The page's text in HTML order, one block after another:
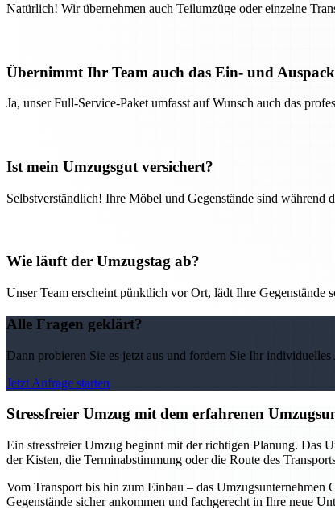
Natürlich! Wir übernehmen auch Teilumzüge oder einzelne
Übernimmt Ihr Team auch das Ein- und
Ja, unser Full-Service-Paket umfasst auf Wunsch auch das
Ist mein Umzugsgut versichert?
Selbstverständlich! Ihre Möbel und Gegenstände sind während
Wie läuft der Umzugstag ab?
Unser Team erscheint pünktlich vor Ort, lädt Ihre
Alle Fragen geklärt?
Dann probieren Sie es jetzt aus und fordern Sie Ihr
Jetzt Anfrage starten
Stressfreier Umzug mit dem erfahrenen
Ein stressfreier Umzug beginnt mit der richtigen Planung. Das
der Kisten, die Terminabstimmung oder die Route des
Vom Transport bis hin zum Einbau – das Umzugsunternehmen
Gegenstände sicher ankommen und fachgerecht in Ihre neue